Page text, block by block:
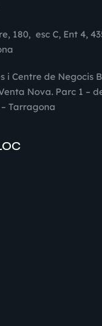
180, esc C, Ent 4,
i Centre de Negocis
Nova. Parc 1 –
Tarragona